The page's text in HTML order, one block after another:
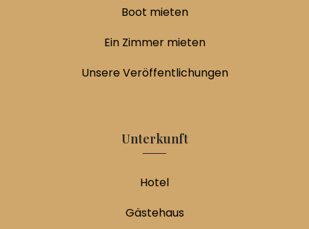
Boot mieten
Ein Zimmer mieten
Unsere Veröffentlichungen
Unterkunft
Hotel
Gästehaus